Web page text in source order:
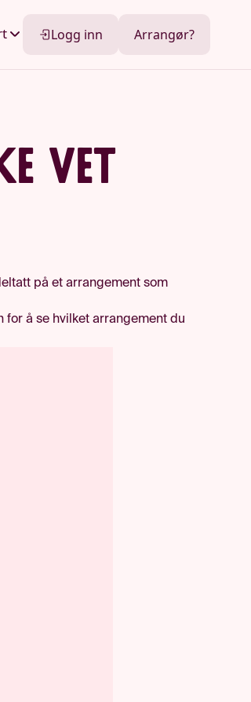
Logg inn Arrangør?
vet
på et arrangement som
for å se hvilket arrangement du